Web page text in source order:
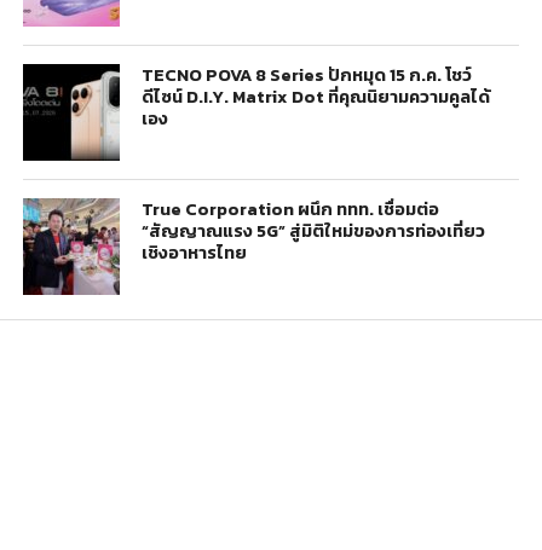
TECNO POVA 8 Series ปักหมุด 15 ก.ค. โชว์
ดีไซน์ D.I.Y. Matrix Dot ที่คุณนิยามความคูลได้
เอง
True Corporation ผนึก ททท. เชื่อมต่อ
“สัญญาณแรง 5G” สู่มิติใหม่ของการท่องเที่ยว
เชิงอาหารไทย